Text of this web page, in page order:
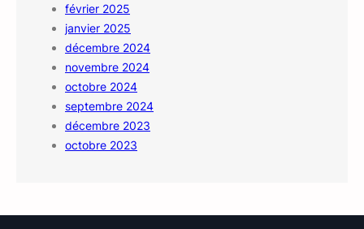
février 2025
janvier 2025
décembre 2024
novembre 2024
octobre 2024
septembre 2024
décembre 2023
octobre 2023